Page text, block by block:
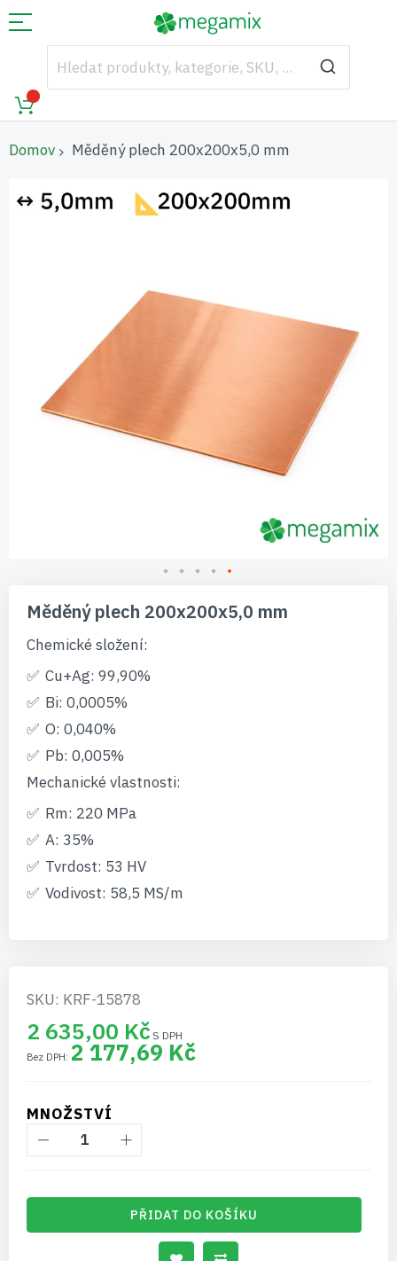
Domov Měděný plech 200x200x5,0 mm
na
začátek
galerie
obrázky
Měděný plech 200x200x5,0 mm
Chemické složení:
Cu+Ag: 99,90%
Bi: 0,0005%
O: 0,040%
Pb: 0,005%
Mechanické vlastnosti:
Rm: 220 MPa
A: 35%
Tvrdost: 53 HV
Vodivost: 58,5 MS/m
SKU: KRF-15878
2 635,00 Kč
2 177,69 Kč
MNOŽSTVÍ
PŘIDAT DO KOŠÍKU